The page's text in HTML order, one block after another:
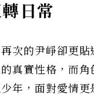
日常
次的尹崢卻更
真實性格，而
年，面對愛情